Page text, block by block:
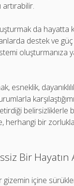
da hayatta
destek ve
oluşturmanıza
esneklik,
bir zorlukla
Bir
içine